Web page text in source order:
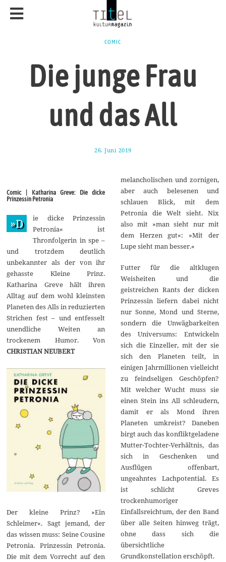
COMIC
Die junge Frau
und das All
26. Juni 2019
l
2
0
1
9
Comic | Katharina Greve: Die dicke
Prinzessin Petronia
»D
ie dicke Prinzessin
Petronia« ist
Thronfolgerin in spe –
und trotzdem deutlich
unbekannter als der von ihr
gehasste Kleine Prinz.
Katharina Greve hält ihren
Alltag auf dem wohl kleinsten
Planeten des Alls in reduzierten
Strichen fest – und entfesselt
unendliche Weiten an
trockenem Humor. Von
CHRISTIAN NEUBERT
Der kleine Prinz? »Ein
Schleimer«. Sagt jemand, der
das wissen muss: Seine Cousine
Petronia. Prinzessin Petronia.
Die mit dem Vorrecht auf den
melancholischen und zornigen,
aber auch belesenen und
schlauen Blick, mit dem
Petronia die Welt sieht. Nix
also mit »man sieht nur mit
dem Herzen gut«: »Mit der
Lupe sieht man besser.«
Futter für die altklugen
Weisheiten und die
geistreichen Rants der dicken
Prinzessin liefern dabei nicht
nur Sonne, Mond und Sterne,
sondern die Unwägbarkeiten
des Universums: Entwickeln
sich die Einzeller, mit der sie
sich den Planeten teilt, in
einigen Jahrmillionen vielleicht
zu feindseligen Geschöpfen?
Mit welcher Wucht muss sie
einen Stein ins All schleudern,
damit er als Mond ihren
Planeten umkreist? Daneben
birgt auch das konfliktgeladene
Mutter-Tochter-Verhältnis, das
sich in Geschenken und
Ausflügen offenbart,
ungeahntes Lachpotential. Es
ist schlicht Greves
trockenhumoriger
Einfallsreichtum, der den Band
über alle Seiten hinweg trägt,
ohne dass sich die
übersichtliche
Grundkonstellation erschöpft.